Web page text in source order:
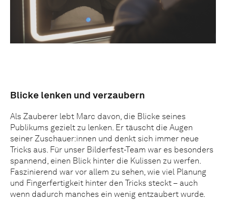
Blicke lenken und verzaubern
Als Zauberer lebt Marc davon, die Blicke seines
Publikums gezielt zu lenken. Er täuscht die Augen
seiner Zuschauer:innen und denkt sich immer neue
Tricks aus. Für unser Bilderfest-Team war es besonders
spannend, einen Blick hinter die Kulissen zu werfen.
Faszinierend war vor allem zu sehen, wie viel Planung
und Fingerfertigkeit hinter den Tricks steckt – auch
wenn dadurch manches ein wenig entzaubert wurde.